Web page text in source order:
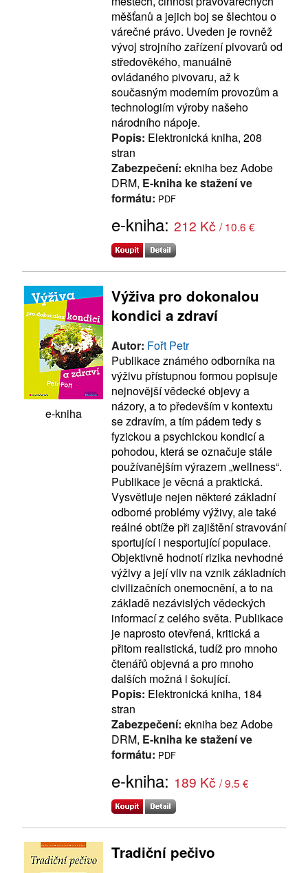
měšťanů a jejich boj se šlechtou o
várečné právo. Uveden je rovněž
vývoj strojního zařízení pivovarů od
středověkého, manuálně
ovládaného pivovaru, až k
současným moderním provozům a
technologiím výroby našeho
národního nápoje.
Popis: Elektronická kniha, 208
stran
Zabezpečení: ekniha bez Adobe
DRM, E-kniha ke stažení ve
formátu: PDF
e-kniha: 212 Kč / 10.6 €
e-kniha
Výživa pro dokonalou
kondici a zdraví
Autor: Fořt Petr
Publikace známého odborníka na
výživu přístupnou formou popisuje
nejnovější vědecké objevy a
názory, a to především v kontextu
se zdravím, a tím pádem tedy s
fyzickou a psychickou kondicí a
pohodou, která se označuje stále
používanějším výrazem „wellness“.
Publikace je věcná a praktická.
Vysvětluje nejen některé základní
odborné problémy výživy, ale také
reálné obtíže při zajištění stravování
sportující i nesportující populace.
Objektivně hodnotí rizika nevhodné
výživy a její vliv na vznik základních
civilizačních onemocnění, a to na
základě nezávislých vědeckých
informací z celého světa. Publikace
je naprosto otevřená, kritická a
přitom realistická, tudíž pro mnoho
čtenářů objevná a pro mnoho
dalších možná i šokující.
Popis: Elektronická kniha, 184
stran
Zabezpečení: ekniha bez Adobe
DRM, E-kniha ke stažení ve
formátu: PDF
e-kniha: 189 Kč / 9.5 €
Tradiční pečivo